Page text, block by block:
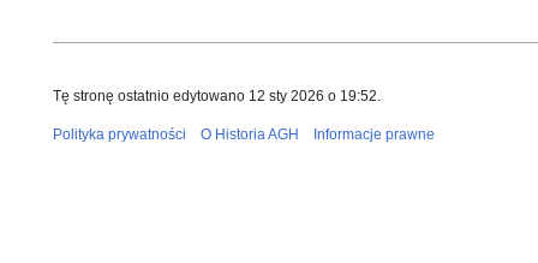
Tę stronę ostatnio edytowano 12 sty 2026 o 19:52.
Polityka prywatności O Historia AGH Informacje prawne